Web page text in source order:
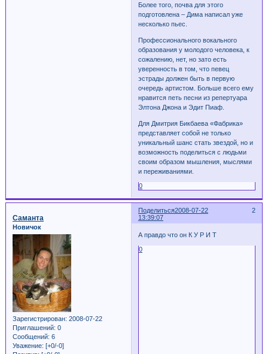
Более того, почва для этого
подготовлена – Дима написал уже
несколько пьес.
Профессионального вокального
образования у молодого человека, к
сожалению, нет, но зато есть
уверенность в том, что певец
эстрады должен быть в первую
очередь артистом. Больше всего ему
нравится петь песни из репертуара
Элтона Джона и Эдит Пиаф.
Для Дмитрия Бикбаева «Фабрика»
представляет собой не только
уникальный шанс стать звездой, но и
возможность поделиться с людьми
своим образом мышления, мыслями
и переживаниями.
0
Поделиться 2
2008-07-22
13:39:07
Саманта
Новичок
Зарегистрирован: 2008-07-22
Приглашений: 0
Сообщений: 6
Уважение: [+0/-0]
А правдо что он К У Р И Т
0